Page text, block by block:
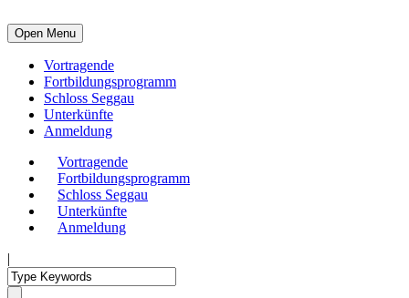
Open Menu
Vortragende
Fortbildungsprogramm
Schloss Seggau
Unterkünfte
Anmeldung
Vortragende
Fortbildungsprogramm
Schloss Seggau
Unterkünfte
Anmeldung
|